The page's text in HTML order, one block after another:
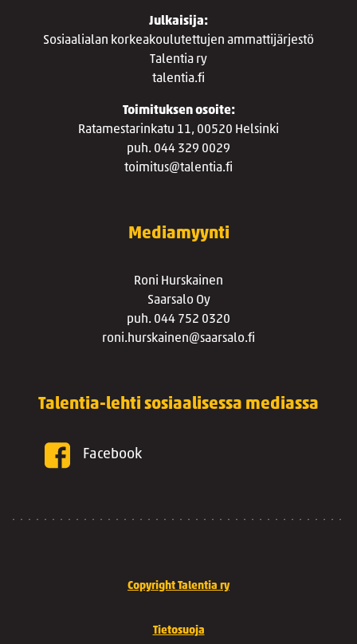
Julkaisija:
Sosiaalialan korkeakoulutettujen ammattijärjestö
Talentia ry
talentia.fi
Toimituksen osoite:
Ratamestarinkatu 11, 00520 Helsinki
puh. 044 329 0029
toimitus@talentia.fi
Mediamyynti
Roni Hurskainen
Saarsalo Oy
puh. 044 752 0320
roni.hurskainen@saarsalo.fi
Talentia-lehti sosiaalisessa mediassa
Facebook
Copyright Talentia ry
Tietosuoja